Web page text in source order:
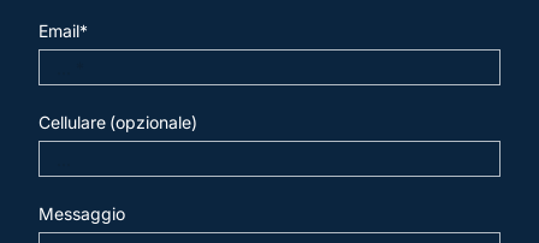
Email*
Cellulare (opzionale)
Messaggio